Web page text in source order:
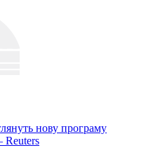
нову програму
Reuters